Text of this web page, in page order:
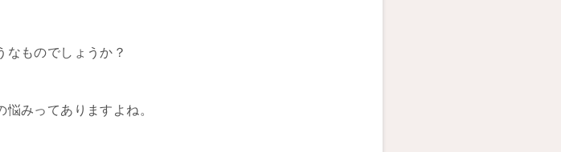
なものでしょうか？
みってありますよね。